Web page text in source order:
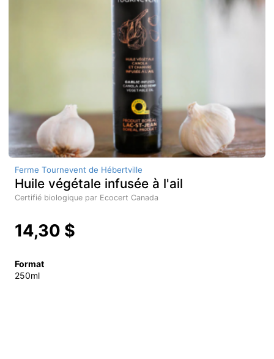
Ferme Tournevent de Hébertville
Huile végétale infusée à l'ail
Certifié biologique par Ecocert Canada
14,30 $
Format
250ml